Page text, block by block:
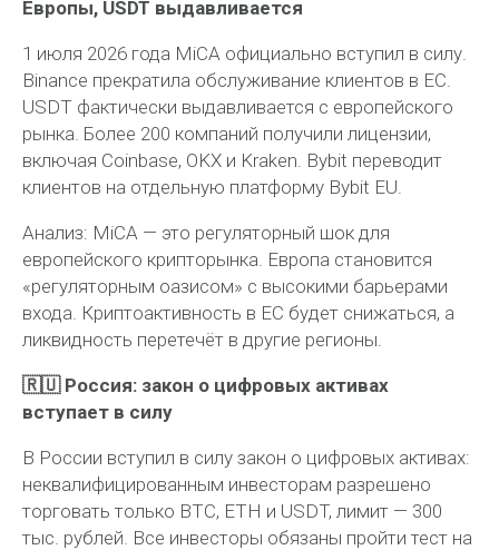
Европы, USDT выдавливается
1 июля 2026 года MiCA официально вступил в силу.
Binance прекратила обслуживание клиентов в ЕС.
USDT фактически выдавливается с европейского
рынка. Более 200 компаний получили лицензии,
включая Coinbase, OKX и Kraken. Bybit переводит
клиентов на отдельную платформу Bybit EU.
Анализ: MiCA — это регуляторный шок для
европейского крипторынка. Европа становится
«регуляторным оазисом» с высокими барьерами
входа. Криптоактивность в ЕС будет снижаться, а
ликвидность перетечёт в другие регионы.
🇷🇺 Россия: закон о цифровых активах
вступает в силу
В России вступил в силу закон о цифровых активах:
неквалифицированным инвесторам разрешено
торговать только BTC, ETH и USDT, лимит — 300
тыс. рублей. Все инвесторы обязаны пройти тест на